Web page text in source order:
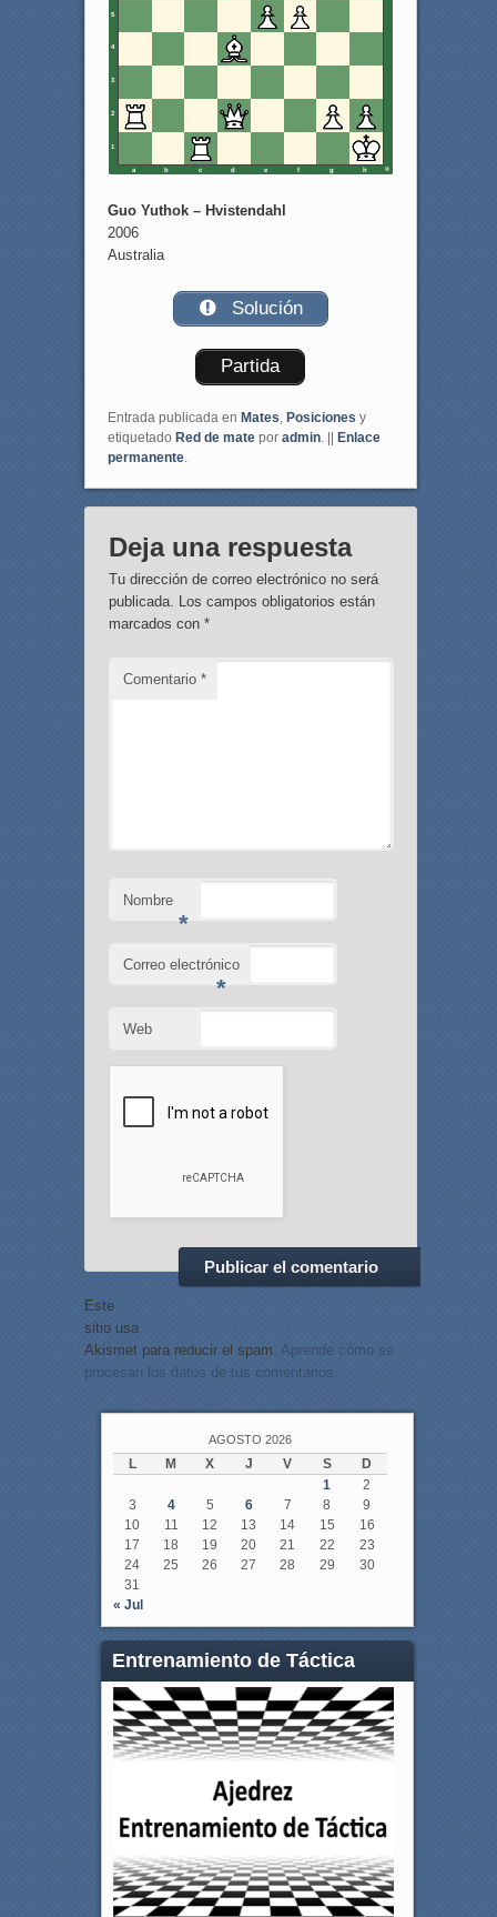
5
4
3
2
1
a b c d e f g h
Guo Yuthok – Hvistendahl
2006
Australia
Solución
Partida
Entrada publicada en Mates Posiciones y
etiquetado Red de matepor admin. || Enlace
permanente.
Deja una respuesta
Tu dirección de correo electrónico no será
publicada. Los campos obligatorios están
marcados con *
Comentario *
Nombre
*
Correo electrónico
*
Web
Este
sitio usa
Akismet para reducir el spam. Aprende cómo se
procesan los datos de tus comentarios.
AGOSTO 2026
L M X J V S
D
1
2
3
4 5 6 7 8
9
10
11 12 13 14 15
16
17
18 19 20 21 22
23
24
25 26 27 28 29
30
31
« Jul
Entrenamiento de Táctica